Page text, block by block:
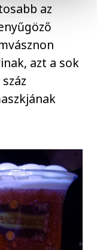
az
azt a sok